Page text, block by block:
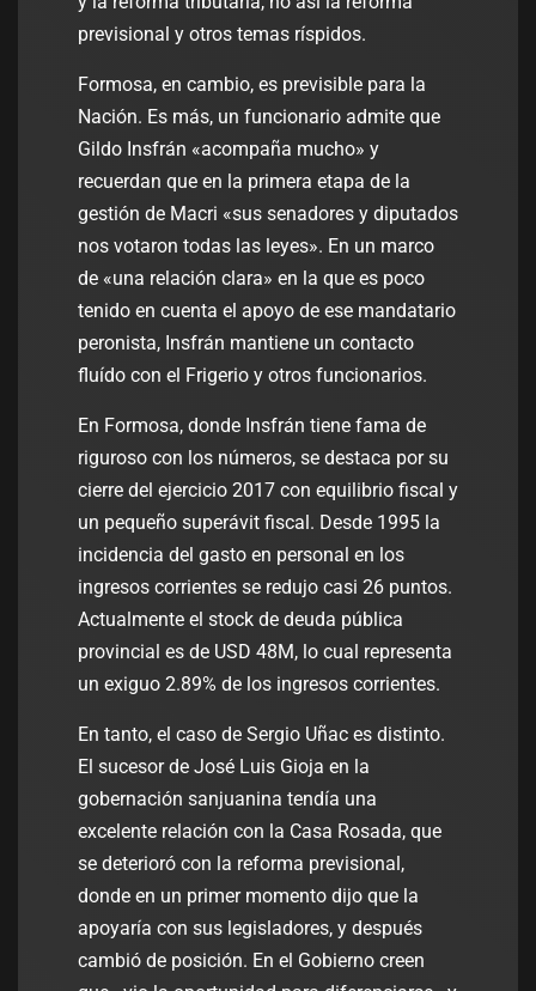
previsional y otros temas ríspidos.
Formosa, en cambio, es previsible para la
Nación. Es más, un funcionario admite que
Gildo Insfrán «acompaña mucho» y
recuerdan que en la primera etapa de la
gestión de Macri «sus senadores y diputados
nos votaron todas las leyes». En un marco
de «una relación clara» en la que es poco
tenido en cuenta el apoyo de ese mandatario
peronista, Insfrán mantiene un contacto
fluído con el Frigerio y otros funcionarios.
En Formosa, donde Insfrán tiene fama de
riguroso con los números, se destaca por su
cierre del ejercicio 2017 con equilibrio fiscal y
un pequeño superávit fiscal. Desde 1995 la
incidencia del gasto en personal en los
ingresos corrientes se redujo casi 26 puntos.
Actualmente el stock de deuda pública
provincial es de USD 48M, lo cual representa
un exiguo 2.89% de los ingresos corrientes.
En tanto, el caso de Sergio Uñac es distinto.
El sucesor de José Luis Gioja en la
gobernación sanjuanina tendía una
excelente relación con la Casa Rosada, que
se deterioró con la reforma previsional,
donde en un primer momento dijo que la
apoyaría con sus legisladores, y después
cambió de posición. En el Gobierno creen